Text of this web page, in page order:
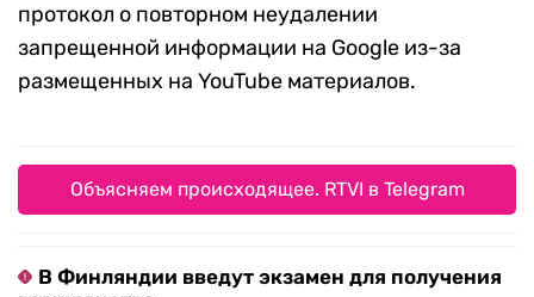
протокол о повторном неудалении
запрещенной информации на Google из-за
размещенных на YouTube материалов.
Объясняем происходящее. RTVI в Telegram
В Финляндии введут экзамен для получения